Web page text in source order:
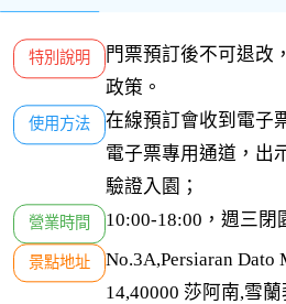
特別說明
門票預訂後不可退改
政策。
使用方法
在線預訂會收到電子
電子票專用通道，出
驗證入園；
營業時間 10:00-18:00，週三閉
景點地址
No.3A,Persiaran Dato
14,40000 莎阿南,雪